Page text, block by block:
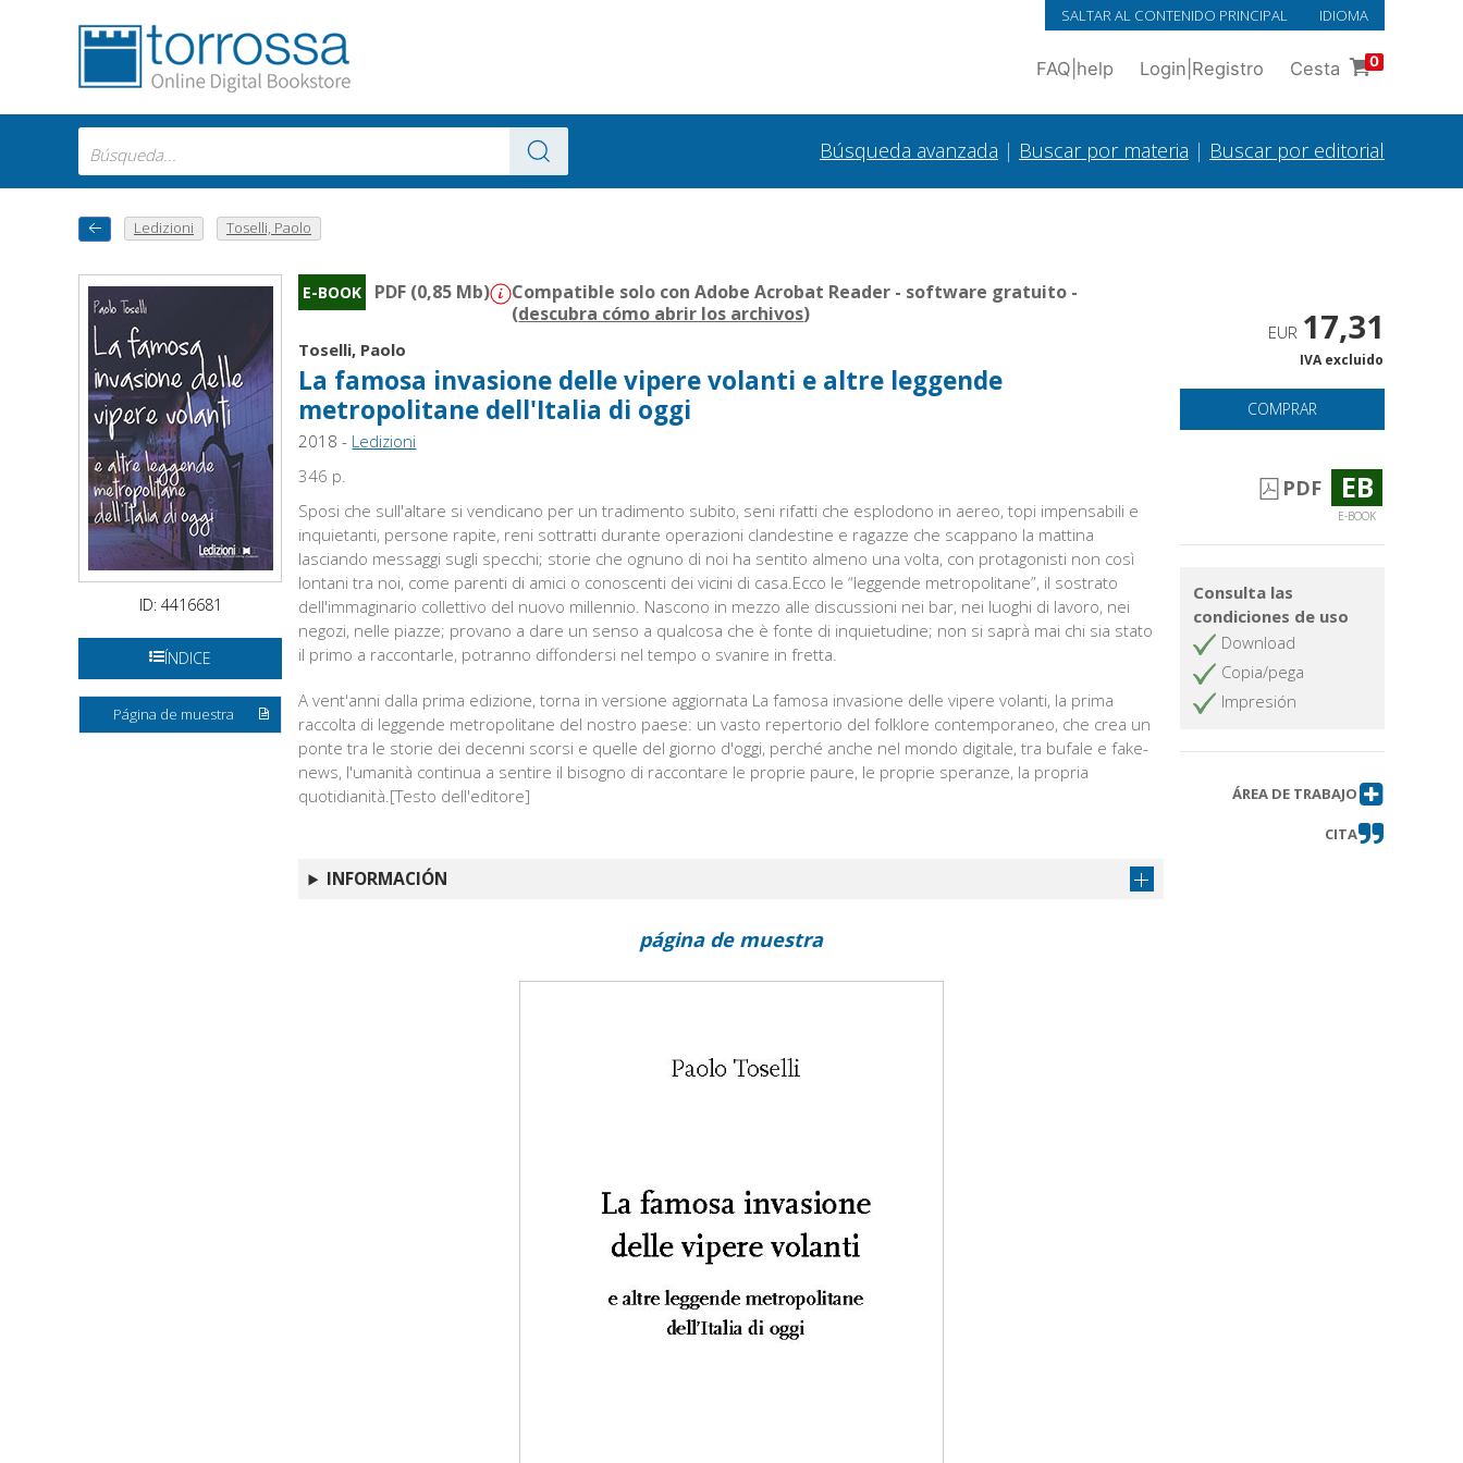
SALTAR AL CONTENIDO PRINCIPAL IDIOMA
FAQ help Login Registro Cesta 0
Búsqueda avanzada | Buscar por materia | Buscar por editorial
Ledizioni Toselli, Paolo
ID: 4416681
ÍNDICE
Página de muestra
E-BOOK PDF (0,85 Mb)
Compatible solo con Adobe Acrobat Reader - software gratuito -
(descubra cómo abrir los archivos)
Toselli, Paolo
La famosa invasione delle vipere volanti e altre leggende
metropolitane dell'Italia di oggi
2018 - Ledizioni
346 p.
Sposi che sull'altare si vendicano per un tradimento subito, seni rifatti che esplodono in aereo, topi impensabili e
inquietanti, persone rapite, reni sottratti durante operazioni clandestine e ragazze che scappano la mattina
lasciando messaggi sugli specchi; storie che ognuno di noi ha sentito almeno una volta, con protagonisti non così
lontani tra noi, come parenti di amici o conoscenti dei vicini di casa.Ecco le “leggende metropolitane”, il sostrato
dell'immaginario collettivo del nuovo millennio. Nascono in mezzo alle discussioni nei bar, nei luoghi di lavoro, nei
negozi, nelle piazze; provano a dare un senso a qualcosa che è fonte di inquietudine; non si saprà mai chi sia stato
il primo a raccontarle, potranno diffondersi nel tempo o svanire in fretta.
A vent'anni dalla prima edizione, torna in versione aggiornata La famosa invasione delle vipere volanti, la prima
raccolta di leggende metropolitane del nostro paese: un vasto repertorio del folklore contemporaneo, che crea un
ponte tra le storie dei decenni scorsi e quelle del giorno d'oggi, perché anche nel mondo digitale, tra bufale e fake-
news, l'umanità continua a sentire il bisogno di raccontare le proprie paure, le proprie speranze, la propria
quotidianità.[Testo dell'editore]
INFORMACIÓN
EUR 17,31
IVA excluido
COMPRAR
PDF EB
E-BOOK
Consulta las
condiciones de uso
Download
Copia/pega
Impresión
ÁREA DE TRABAJO
CITA
página de muestra